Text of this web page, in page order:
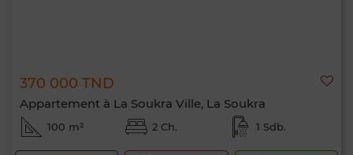
370 000 TND
Appartement à La Soukra Ville, La Soukra
100 m² 2 Ch. 1 Sdb.